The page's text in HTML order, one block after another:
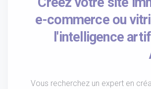
e-commerce ou
l'intelligence
Vous recherchez un expert en